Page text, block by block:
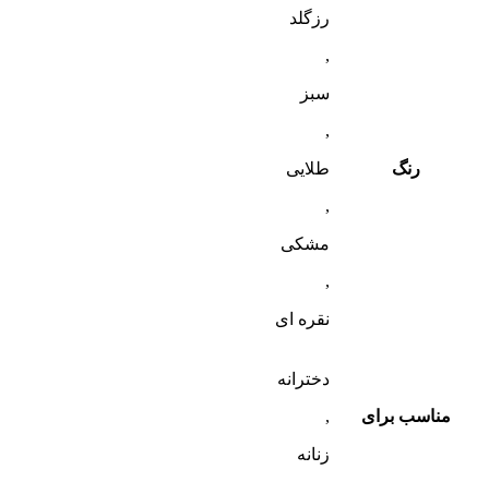
رنگ
رزگلد
,
سبز
,
طلایی
,
مشکی
,
نقره ای
مناسب برای
دخترانه
,
زنانه